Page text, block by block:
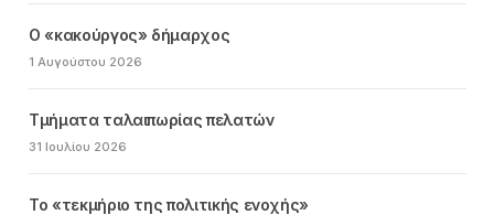
Ο «κακούργος» δήμαρχος
1 Αυγούστου 2026
Τμήματα ταλαιπωρίας πελατών
31 Ιουλίου 2026
Το «τεκμήριο της πολιτικής ενοχής»